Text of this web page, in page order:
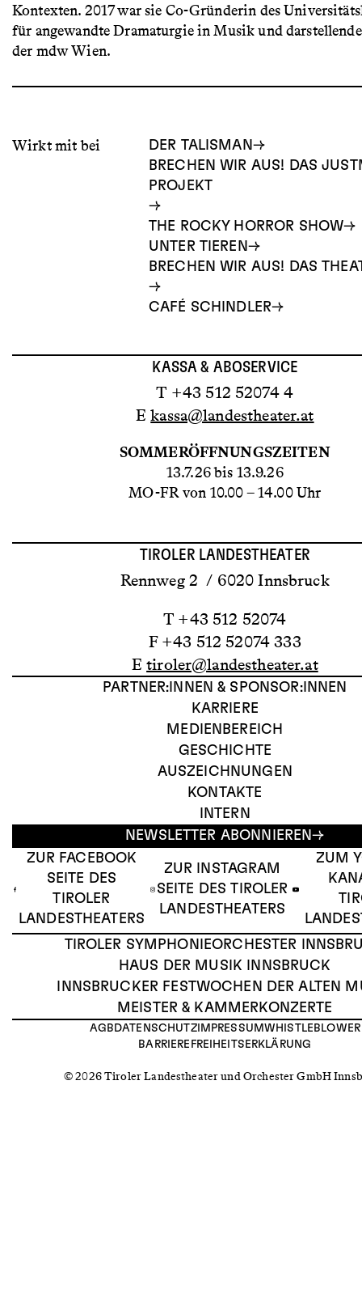
Kontexten. 2017 war sie Co-Gründerin des
für angewandte Dramaturgie in Musik und
der mdw Wien.
Wirkt mit bei
DER TALISMAN
BRECHEN WIR AUS! DAS
PROJEKT
THE ROCKY HORROR SHOW
UNTER TIEREN
BRECHEN WIR AUS! DAS
CAFÉ SCHINDLER
KASSA & ABOSERVICE
T +43 512 52074 4
Ekassa@landestheater.at
SOMMERÖFFNUNGSZEITEN
13.7.26 bis 13.9.26
MO-FR von 10.00 – 14.00 Uhr
TIROLER LANDESTHEATER
Rennweg 2 / 6020 Innsbruck
T +43 512 52074
F +43 512 52074 333
Etiroler@landestheater.at
PARTNER:INNEN & SPONSOR:INNEN
KARRIERE
MEDIENBEREICH
GESCHICHTE
AUSZEICHNUNGEN
KONTAKTE
INTERN
NEWSLETTER ABONNIEREN
ZUR FACEBOOK
SEITE DES
TIROLER
LANDESTHEATERS
ZUR INSTAGRAM
SEITE DES TIROLER
LANDESTHEATERS
ZUM
TIROLER SYMPHONIEORCHESTER
HAUS DER MUSIK INNSBRUCK
INNSBRUCKER FESTWOCHEN DER ALTEN
MEISTER & KAMMERKONZERTE
AGB DATENSCHUTZIMPRESSUMWHISTLEBLOWER
BARRIEREFREIHEITSERKLÄRUNG
© 2026 Tiroler Landestheater und Orchester GmbH